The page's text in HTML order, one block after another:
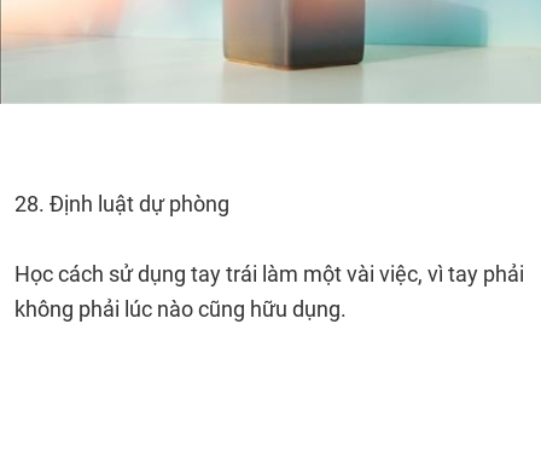
28. Định luật dự phòng
Học cách sử dụng tay trái làm một vài việc, vì tay phải
không phải lúc nào cũng hữu dụng.